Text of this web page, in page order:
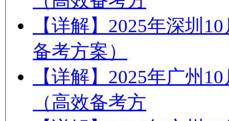
【详解】2025年深圳
备考方案）
【详解】2025年广州
（高效备考方